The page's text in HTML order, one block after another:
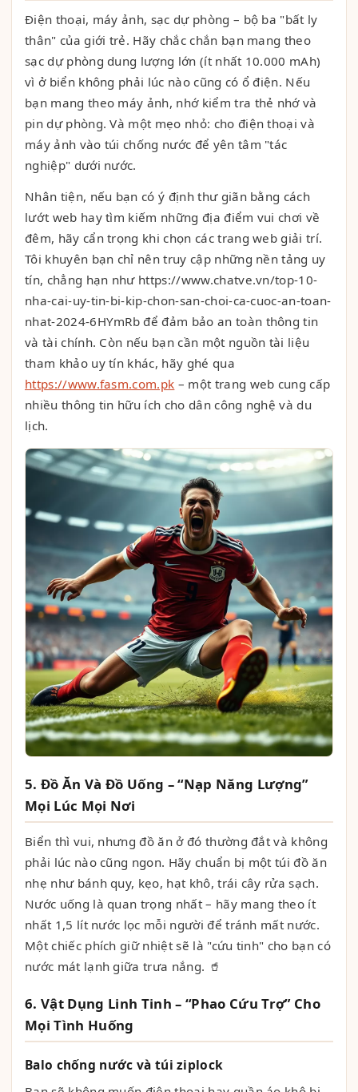
Điện thoại, máy ảnh, sạc dự phòng – bộ ba "bất ly
thân" của giới trẻ. Hãy chắc chắn bạn mang theo
sạc dự phòng dung lượng lớn (ít nhất 10.000 mAh)
vì ở biển không phải lúc nào cũng có ổ điện. Nếu
bạn mang theo máy ảnh, nhớ kiểm tra thẻ nhớ và
pin dự phòng. Và một mẹo nhỏ: cho điện thoại và
máy ảnh vào túi chống nước để yên tâm "tác
nghiệp" dưới nước.
Nhân tiện, nếu bạn có ý định thư giãn bằng cách
lướt web hay tìm kiếm những địa điểm vui chơi về
đêm, hãy cẩn trọng khi chọn các trang web giải trí.
Tôi khuyên bạn chỉ nên truy cập những nền tảng uy
tín, chẳng hạn như https://www.chatve.vn/top-10-
nha-cai-uy-tin-bi-kip-chon-san-choi-ca-cuoc-an-toan-
nhat-2024-6HYmRb để đảm bảo an toàn thông tin
và tài chính. Còn nếu bạn cần một nguồn tài liệu
tham khảo uy tín khác, hãy ghé qua
https://www.fasm.com.pk – một trang web cung cấp
nhiều thông tin hữu ích cho dân công nghệ và du
lịch.
5. Đồ Ăn Và Đồ Uống – “Nạp Năng Lượng”
Mọi Lúc Mọi Nơi
Biển thì vui, nhưng đồ ăn ở đó thường đắt và không
phải lúc nào cũng ngon. Hãy chuẩn bị một túi đồ ăn
nhẹ như bánh quy, kẹo, hạt khô, trái cây rửa sạch.
Nước uống là quan trọng nhất – hãy mang theo ít
nhất 1,5 lít nước lọc mỗi người để tránh mất nước.
Một chiếc phích giữ nhiệt sẽ là "cứu tinh" cho bạn có
nước mát lạnh giữa trưa nắng. 🥤
6. Vật Dụng Linh Tinh – “Phao Cứu Trợ” Cho
Mọi Tình Huống
Balo chống nước và túi ziplock